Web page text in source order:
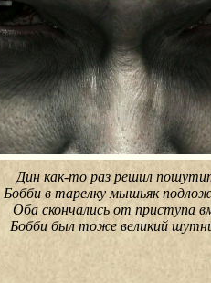
Дин как-то раз решил
Бобби в тарелку мышьяк
Оба скончались от пpиступа
Бобби был тоже великий